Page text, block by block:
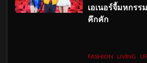
เอเนอร์จี้มหกร
คึกคัก
FASHION LIVING